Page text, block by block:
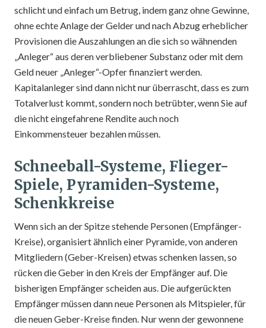
schlicht und einfach um Betrug, indem ganz ohne Gewinne,
ohne echte Anlage der Gelder und nach Abzug erheblicher
Provisionen die Auszahlungen an die sich so wähnenden
„Anleger“ aus deren verbliebener Substanz oder mit dem
Geld neuer „Anleger“-Opfer finanziert werden.
Kapitalanleger sind dann nicht nur überrascht, dass es zum
Totalverlust kommt, sondern noch betrübter, wenn Sie auf
die nicht eingefahrene Rendite auch noch
Einkommensteuer bezahlen müssen.
Schneeball-Systeme, Flieger-
Spiele, Pyramiden-Systeme,
Schenkkreise
Wenn sich an der Spitze stehende Personen (Empfänger-
Kreise), organisiert ähnlich einer Pyramide, von anderen
Mitgliedern (Geber-Kreisen) etwas schenken lassen, so
rücken die Geber in den Kreis der Empfänger auf. Die
bisherigen Empfänger scheiden aus. Die aufgerückten
Empfänger müssen dann neue Personen als Mitspieler, für
die neuen Geber-Kreise finden. Nur wenn der gewonnene